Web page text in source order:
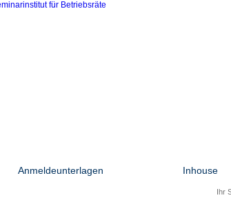
Anmeldeunterlagen Inhouse
Ihr